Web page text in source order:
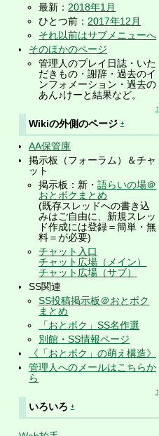
最新： 2018年1月
ひとつ前： 2017年12月
それ以前はサブメニューへ
そのほかのページ
管理人のプレイ日誌・いた
だきもの・謝辞・過去のイ
ンフォメーション・過去の
あん♪けーと結果など。
↑
Wikiの外側のページ +
AA保管庫
掲示板（フォーラム）＆チャ
ット
掲示板：新・語らいの場＠
おとボクまとめ
(既存スレッドへの書き込
みはご自由に、新規スレッ
ド作成には登録＝簡単・無
料＝が必要)
チャット入口
チャット広場（メイン）
チャット広場（サブ）
SS関連
SS投稿掲示板＠おとボク
まとめ
「おとボク」SS名作選
別館・SS情報ページ
《「おとボク」の萌え構造》
管理人へのメールはこちらか
ら
↑
いろいろ +